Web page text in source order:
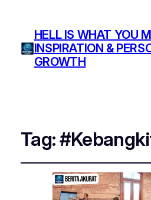
HELL IS WHAT YOU
INSPIRATION &
GROWTH
Tag: